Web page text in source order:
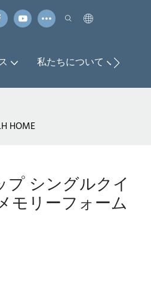
私たちについて
HOME
プ シングルクイ
モリーフォーム